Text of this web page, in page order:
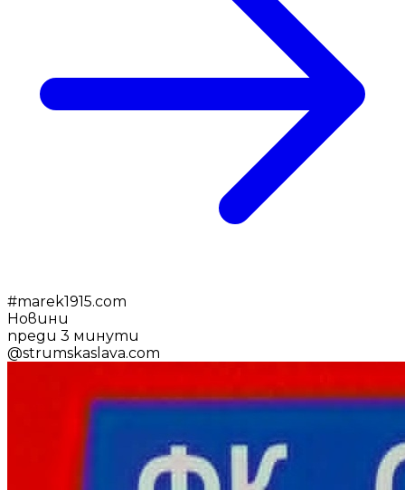
#marek1915.com
Новини
преди 3 минути
@strumskaslava.com